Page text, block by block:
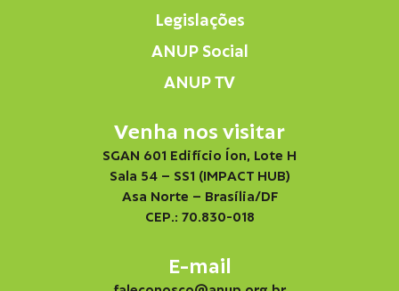
Legislações
ANUP Social
ANUP TV
Venha nos visitar
SGAN 601 Edifício Íon, Lote H
Sala 54 – SS1 (IMPACT HUB)
Asa Norte – Brasília/DF
CEP.: 70.830-018
E-mail